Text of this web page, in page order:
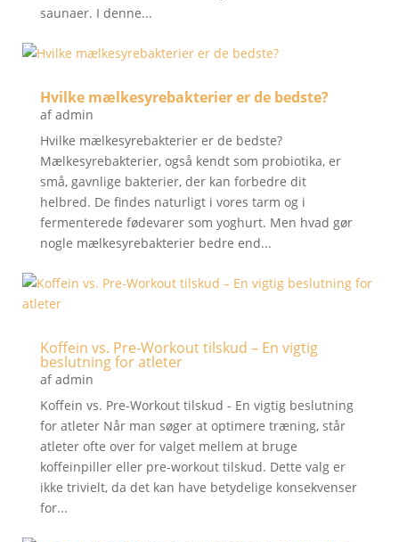
saunaer. I denne...
Hvilke mælkesyrebakterier er de bedste?
afadmin
Hvilke mælkesyrebakterier er de bedste?
Mælkesyrebakterier, også kendt som probiotika, er
små, gavnlige bakterier, der kan forbedre dit
helbred. De findes naturligt i vores tarm og i
fermenterede fødevarer som yoghurt. Men hvad gør
nogle mælkesyrebakterier bedre end...
Koffein vs. Pre-Workout tilskud – En vigtig
beslutning for atleter
afadmin
Koffein vs. Pre-Workout tilskud - En vigtig beslutning
for atleter Når man søger at optimere træning, står
atleter ofte over for valget mellem at bruge
koffeinpiller eller pre-workout tilskud. Dette valg er
ikke trivielt, da det kan have betydelige konsekvenser
for...